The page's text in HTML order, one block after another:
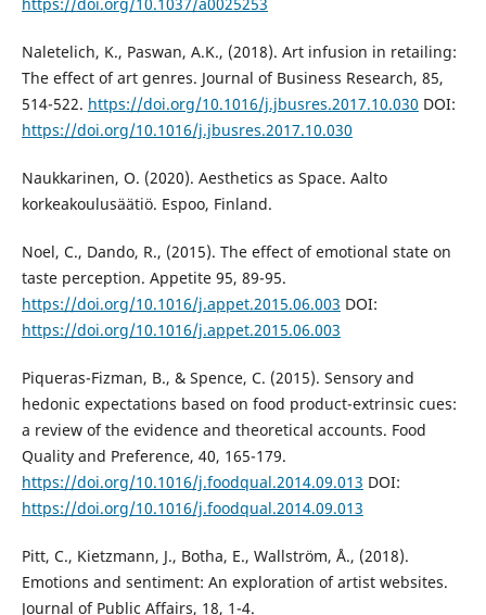
Naletelich, K., Paswan, A.K., (2018). Art infusion in retailing:
The effect of art genres. Journal of Business Research, 85,
514-522. https://doi.org/10.1016/j.jbusres.2017.10.030 DOI:
https://doi.org/10.1016/j.jbusres.2017.10.030
Naukkarinen, O. (2020). Aesthetics as Space. Aalto
korkeakoulusäätiö. Espoo, Finland.
Noel, C., Dando, R., (2015). The effect of emotional state on
taste perception. Appetite 95, 89-95.
https://doi.org/10.1016/j.appet.2015.06.003 DOI:
https://doi.org/10.1016/j.appet.2015.06.003
Piqueras-Fizman, B., & Spence, C. (2015). Sensory and
hedonic expectations based on food product-extrinsic cues:
a review of the evidence and theoretical accounts. Food
Quality and Preference, 40, 165-179.
https://doi.org/10.1016/j.foodqual.2014.09.013 DOI:
https://doi.org/10.1016/j.foodqual.2014.09.013
Pitt, C., Kietzmann, J., Botha, E., Wallström, Å., (2018).
Emotions and sentiment: An exploration of artist websites.
Journal of Public Affairs, 18, 1-4.